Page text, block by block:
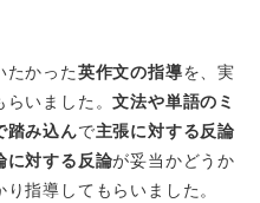
たかった英作文の指導を、実
らいました。文法や単語のミ
踏み込んで主張に対する反論
に対する反論が妥当かどうか
指導してもらいました。